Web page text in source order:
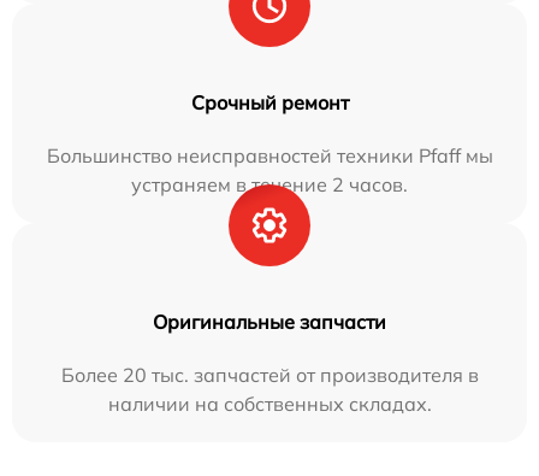
Срочный ремонт
Большинство неисправностей техники Pfaff мы
устраняем в течение 2 часов.
Оригинальные запчасти
Более 20 тыс. запчастей от производителя в
наличии на собственных складах.